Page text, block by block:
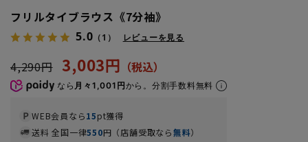
フリルタイブラウス《7分袖》
5.0 （1） レビューを見る
4,290円 3,003円
なら 月々1,001円から。分割手数料無料
WEB会員なら15pt獲得
送料 全国一律550円（店舗受取なら無料）